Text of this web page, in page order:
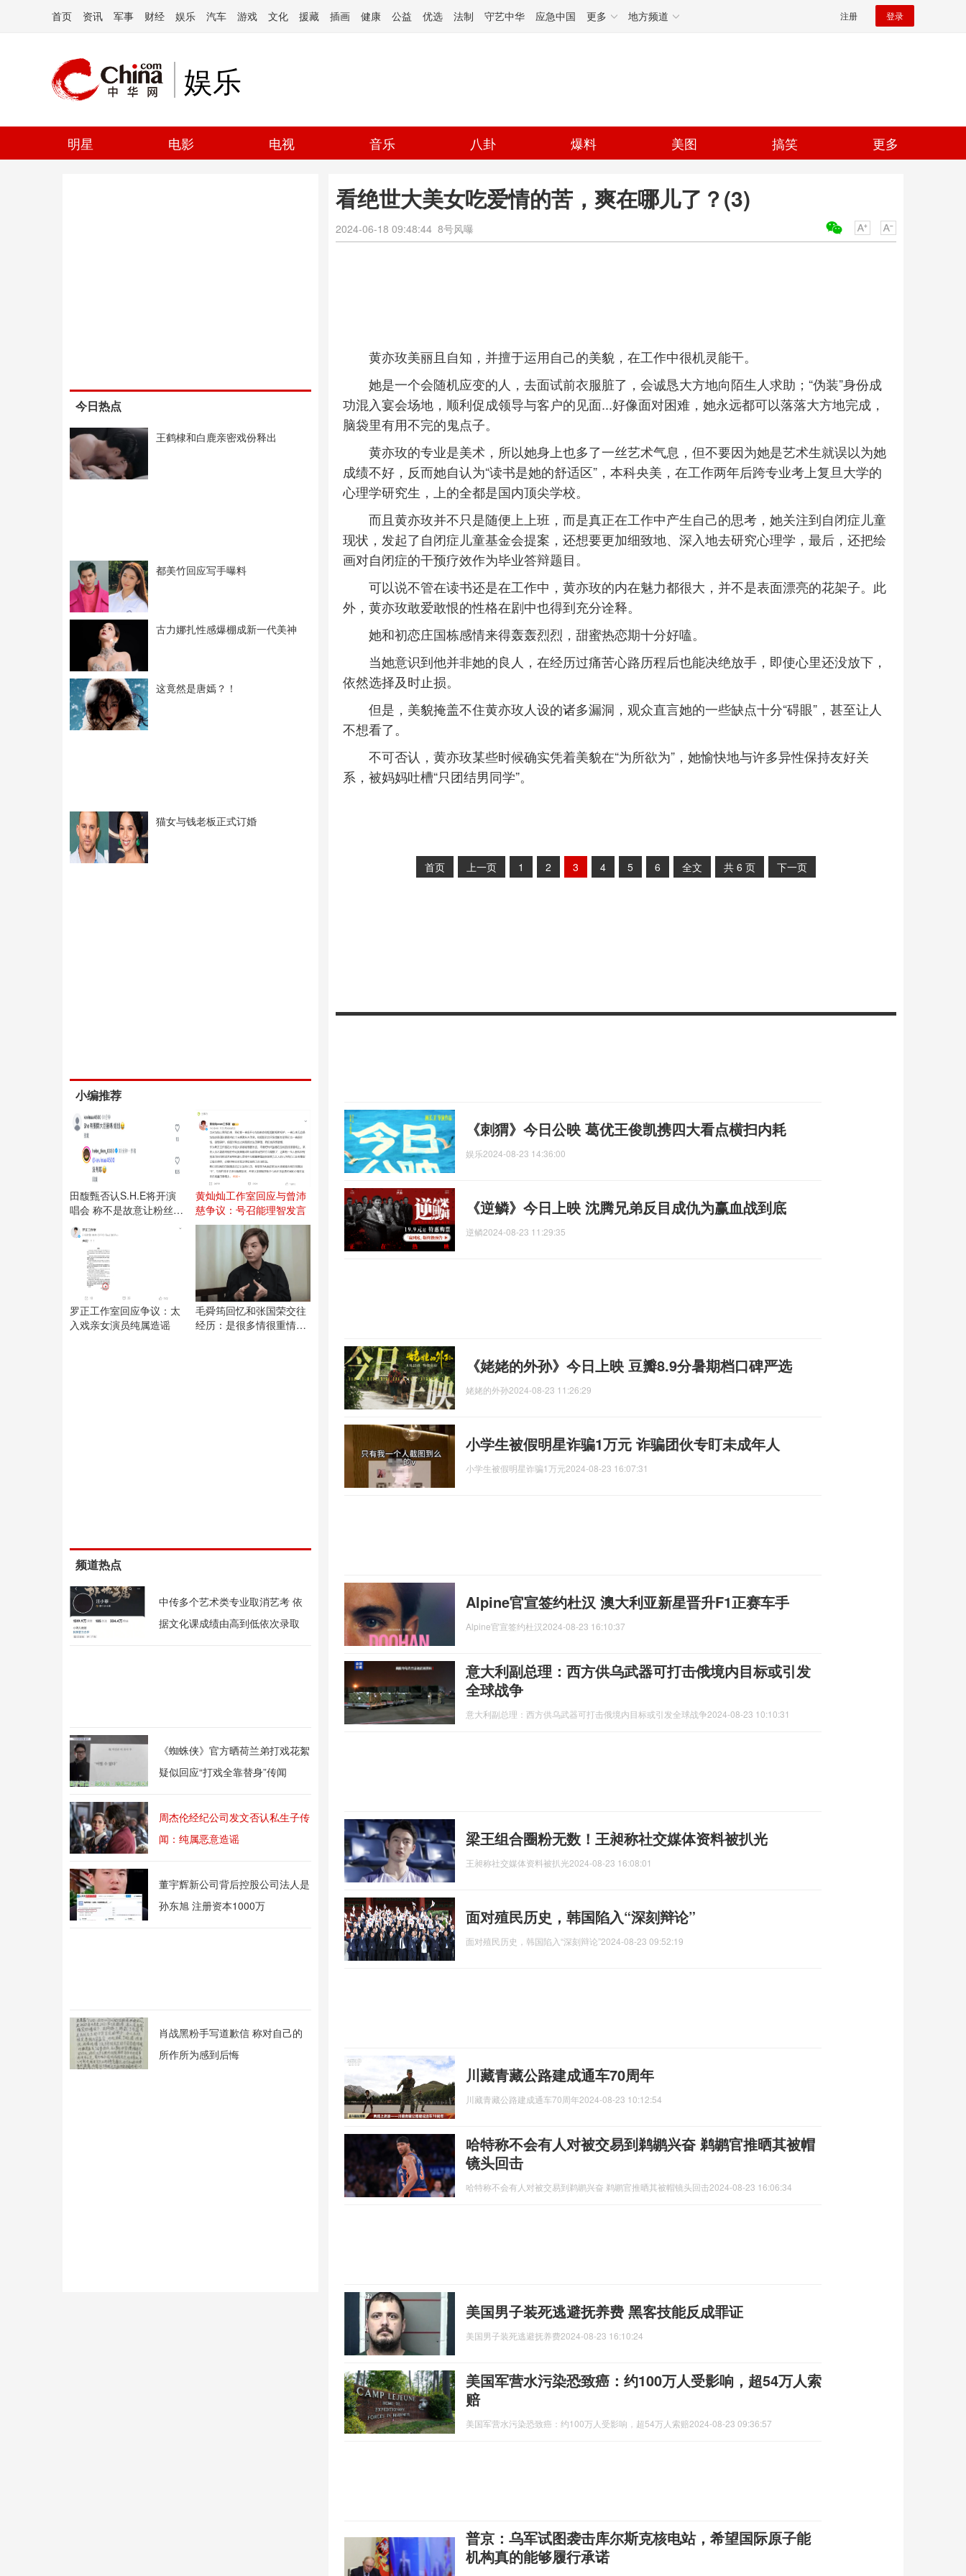
首页 资讯 军事 财经 娱乐 汽车 游戏 文化 援藏 插画 健康 公益 优选 法制 守艺中华 应急中国 更多 地方频道 注册 登录
娱乐
明星 电影 电视 音乐 八卦 爆料 美图 搞笑 更多
今日热点
王鹤棣和白鹿亲密戏份释出
都美竹回应写手曝料
古力娜扎性感爆棚成新一代美神
这竟然是唐嫣？！
猫女与钱老板正式订婚
小编推荐
田馥甄否认S.H.E将开演
唱会 称不是故意让粉丝失
望
黄灿灿工作室回应与曾沛
慈争议：号召能理智发言
罗正工作室回应争议：太
入戏亲女演员纯属造谣
毛舜筠回忆和张国荣交往
经历：是很多情很重情的
频道热点
中传多个艺术类专业取消艺考 依
据文化课成绩由高到低依次录取
《蜘蛛侠》官方晒荷兰弟打戏花絮
疑似回应“打戏全靠替身”传闻
周杰伦经纪公司发文否认私生子传
闻：纯属恶意造谣
董宇辉新公司背后控股公司法人是
孙东旭 注册资本1000万
肖战黑粉手写道歉信 称对自己的
所作所为感到后悔
看绝世大美女吃爱情的苦，爽在哪儿了？(3)
2024-06-18 09:48:44 8号风曝
黄亦玫美丽且自知，并擅于运用自己的美貌，在工作中很机灵能干。
她是一个会随机应变的人，去面试前衣服脏了，会诚恳大方地向陌生人求助；“伪装”身份成
功混入宴会场地，顺利促成领导与客户的见面...好像面对困难，她永远都可以落落大方地完成，
脑袋里有用不完的鬼点子。
黄亦玫的专业是美术，所以她身上也多了一丝艺术气息，但不要因为她是艺术生就误以为她
成绩不好，反而她自认为“读书是她的舒适区”，本科央美，在工作两年后跨专业考上复旦大学的
心理学研究生，上的全都是国内顶尖学校。
而且黄亦玫并不只是随便上上班，而是真正在工作中产生自己的思考，她关注到自闭症儿童
现状，发起了自闭症儿童基金会提案，还想要更加细致地、深入地去研究心理学，最后，还把绘
画对自闭症的干预疗效作为毕业答辩题目。
可以说不管在读书还是在工作中，黄亦玫的内在魅力都很大，并不是表面漂亮的花架子。此
外，黄亦玫敢爱敢恨的性格在剧中也得到充分诠释。
她和初恋庄国栋感情来得轰轰烈烈，甜蜜热恋期十分好嗑。
当她意识到他并非她的良人，在经历过痛苦心路历程后也能决绝放手，即使心里还没放下，
依然选择及时止损。
但是，美貌掩盖不住黄亦玫人设的诸多漏洞，观众直言她的一些缺点十分“碍眼”，甚至让人
不想看了。
不可否认，黄亦玫某些时候确实凭着美貌在“为所欲为”，她愉快地与许多异性保持友好关
系，被妈妈吐槽“只团结男同学”。
首页 上一页 1 2 3 4 5 6 全文 共 6 页 下一页
《刺猬》今日公映 葛优王俊凯携四大看点横扫内耗
娱乐2024-08-23 14:36:00
《逆鳞》今日上映 沈腾兄弟反目成仇为赢血战到底
逆鳞2024-08-23 11:29:35
《姥姥的外孙》今日上映 豆瓣8.9分暑期档口碑严选
姥姥的外孙2024-08-23 11:26:29
小学生被假明星诈骗1万元 诈骗团伙专盯未成年人
小学生被假明星诈骗1万元2024-08-23 16:07:31
Alpine官宣签约杜汉 澳大利亚新星晋升F1正赛车手
Alpine官宣签约杜汉2024-08-23 16:10:37
意大利副总理：西方供乌武器可打击俄境内目标或引发
全球战争
意大利副总理：西方供乌武器可打击俄境内目标或引发全球战争2024-08-23 10:10:31
梁王组合圈粉无数！王昶称社交媒体资料被扒光
王昶称社交媒体资料被扒光2024-08-23 16:08:01
面对殖民历史，韩国陷入“深刻辩论”
面对殖民历史，韩国陷入“深刻辩论”2024-08-23 09:52:19
川藏青藏公路建成通车70周年
川藏青藏公路建成通车70周年2024-08-23 10:12:54
哈特称不会有人对被交易到鹈鹕兴奋 鹈鹕官推晒其被帽
镜头回击
哈特称不会有人对被交易到鹈鹕兴奋 鹈鹕官推晒其被帽镜头回击2024-08-23 16:06:34
美国男子装死逃避抚养费 黑客技能反成罪证
美国男子装死逃避抚养费2024-08-23 16:10:24
美国军营水污染恐致癌：约100万人受影响，超54万人索
赔
美国军营水污染恐致癌：约100万人受影响，超54万人索赔2024-08-23 09:36:57
普京：乌军试图袭击库尔斯克核电站，希望国际原子能
机构真的能够履行承诺